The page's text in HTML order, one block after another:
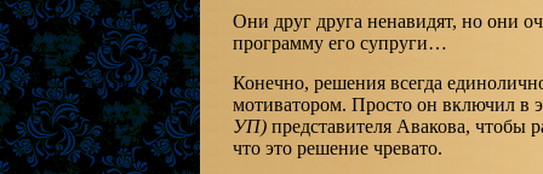
Они друг друга ненавидят, но они
программу его супруги…
Конечно, решения всегда
мотиватором. Просто он включил в
УП)представителя Авакова, чтобы
что это решение чревато.